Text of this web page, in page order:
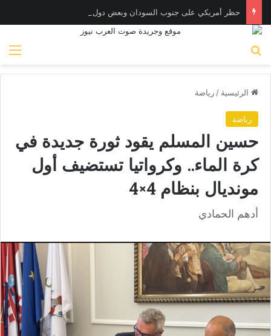
الرئيسية / رياضة
رياضة
حسين المسلم يقود ثورة جديدة في
كرة الماء.. وكرواتيا تستضيف أول
مونديال بنظام 4×4
أدهم الحمادي